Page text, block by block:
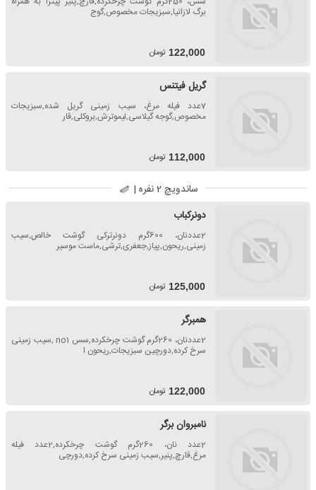
برگ لازانیا,سبزیجات مخصوص,گوج
122,000 تومان
گریل فیتنس
7عدد فیله مرغ، سیب زمینی گریل شده,سبزیجات
مخصوص,گوجه گیلاسی,لیموترش,بروکلی,قار
112,000 تومان
ساندویچ 2 نفره |
دونرکباب
2عددنان، 600گرم دونرترکی گوشت خالص,سیب
زمینی,ریحون,پیاز,جعفری,ترشی,ماست موسیر
125,000 تومان
همبرگر
2عددنان، 260گرم گوشت چرخکرده,سس no1 ,سیب زمینی
سرخ کرده,دورچین سبزیجات,ریحون ا
122,000 تومان
نامبروان برگر
2عدد نان، 260گرم گوشت چرخکرده,2عدد فیله
مرغ,قارچ,پنیر,سیب زمینی سرخ کرده,دورچی